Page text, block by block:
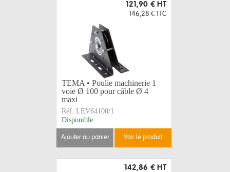
121,90 € HT
146,28 € TTC
TEMA • Poulie machinerie 1
voie Ø 100 pour câble Ø 4
maxi
Réf: LEV64100/1
Disponible
ajouter au panier voir le produit
142,86 € HT